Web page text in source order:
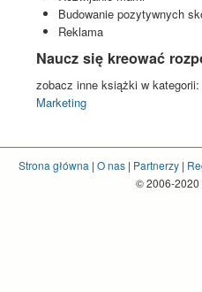
Budowanie pozytywnych
Reklama
Naucz się kreować
zobacz inne książki w kategorii:
Marketing
Strona główna | O nas| Partnerzy|
© 2006-2020